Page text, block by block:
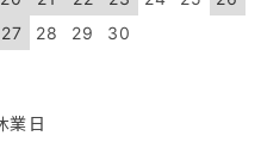
27
28 29 30
業日